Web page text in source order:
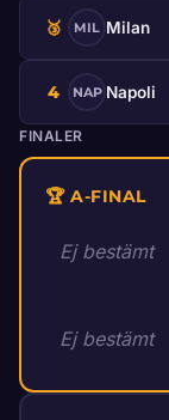
🥉 MIL Milan
4 NAP Napoli
FINALER
🏆 A-FINAL
Ej bestämt
Ej bestämt